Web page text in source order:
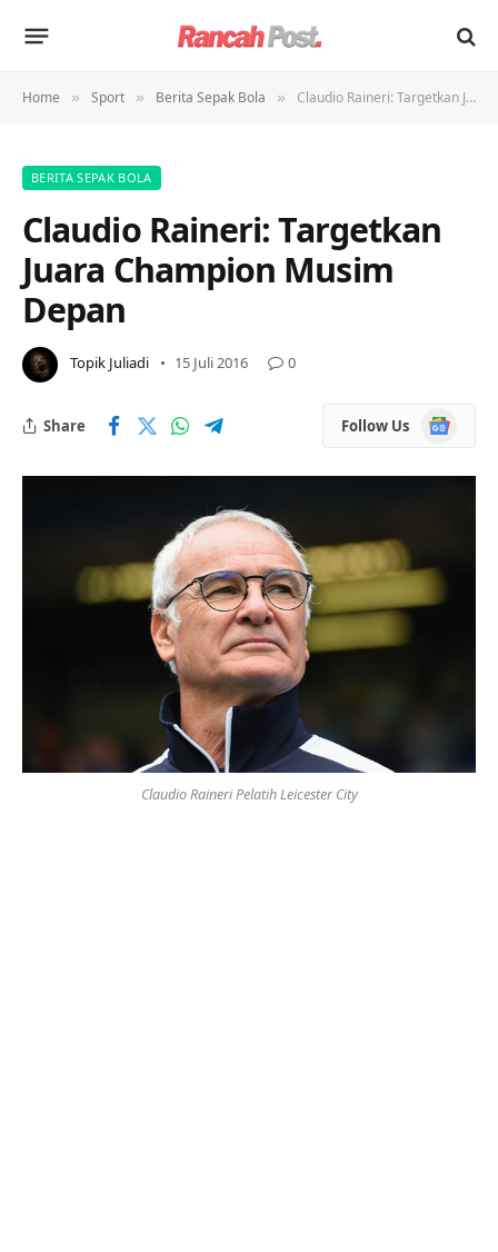
Home » Sport » Berita Sepak Bola » Claudio Raineri: Targetkan Juara Champion Musim Depan
BERITA SEPAK BOLA
Claudio Raineri: Targetkan
Juara Champion Musim
Depan
Topik Juliadi 15 Juli 2016 0
Share Follow Us
Google
News
Claudio Raineri Pelatih Leicester City